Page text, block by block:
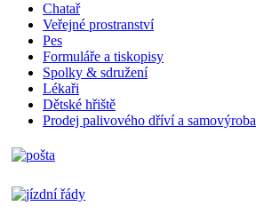
Chatař
Veřejné prostranství
Pes
Formuláře a tiskopisy
Spolky & sdružení
Lékaři
Dětské hřiště
Prodej palivového dříví a samovýroba